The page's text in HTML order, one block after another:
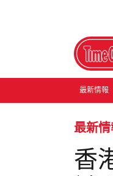
最新情報
最新情
香